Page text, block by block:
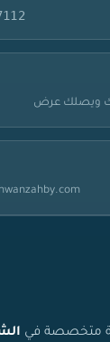
ويصلك عرض
متخصصة في